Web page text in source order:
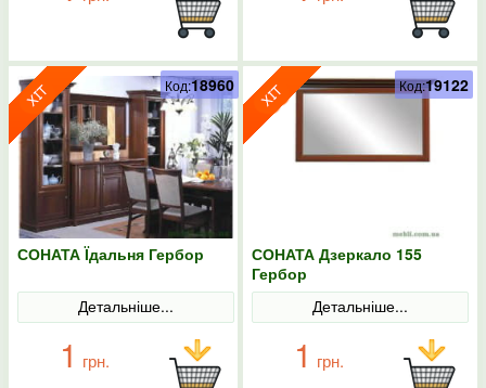
СОНАТА Їдальня Гербор
Детальніше...
1 грн.
Код:18960
СОНАТА Дзеркало 155
Гербор
Детальніше...
1 грн.
Код:19122